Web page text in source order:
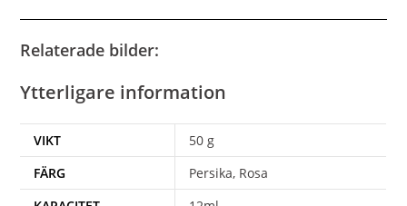
Relaterade bilder:
Ytterligare information
VIKT
50 g
FÄRG
Persika, Rosa